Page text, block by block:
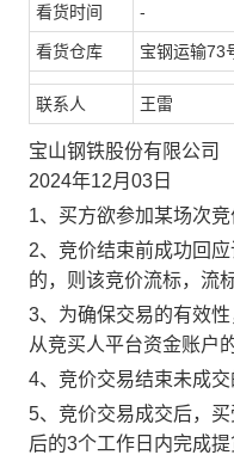
看货时间 -
看货仓库 宝钢运输73
联系人 王雷
宝山钢铁股份有限公司
2024年12月03日
1、买方欲参加某场次
2、竞价结束前成功回
的，则该竞价流标，流
3、为确保交易的有效
从竞买人平台资金账户
4、竞价交易结束未成
5、竞价交易成交后，
后的3个工作日内完成